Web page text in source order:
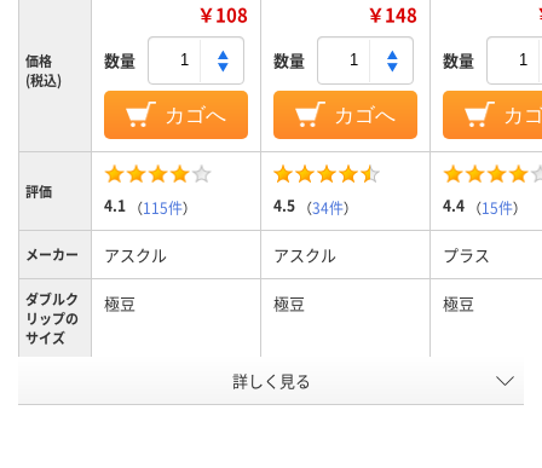
価格
(税込)
￥108
数量
カゴへ
￥148
数量
カゴへ
数量
カ
評価
4.1 （115件） 4.5 （34件） 4.4 （15件）
メーカー アスクル アスクル プラス
ダブルク
リップの
サイズ
極豆 極豆 極豆
極豆
詳しく見る